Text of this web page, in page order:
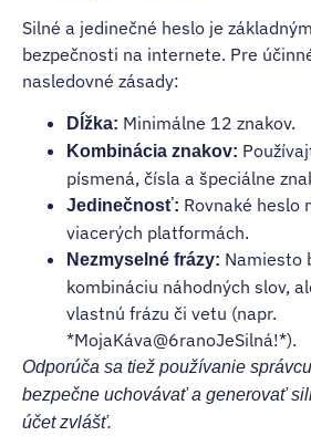
Silné a jedinečné heslo je
bezpečnosti na internete. Pre
nasledovné zásady:
Dĺžka: Minimálne 12 znakov.
Kombinácia znakov:
písmená, čísla a špeciálne
Jedinečnosť: Rovnaké heslo
viacerých platformách.
Nezmyselné frázy: Namiesto
kombináciu náhodných slov,
vlastnú frázu či vetu (napr.
*MojaKáva@6ranoJeSilná!*).
Odporúča sa tiež používanie
bezpečne uchovávať a generovať
účet zvlášť.